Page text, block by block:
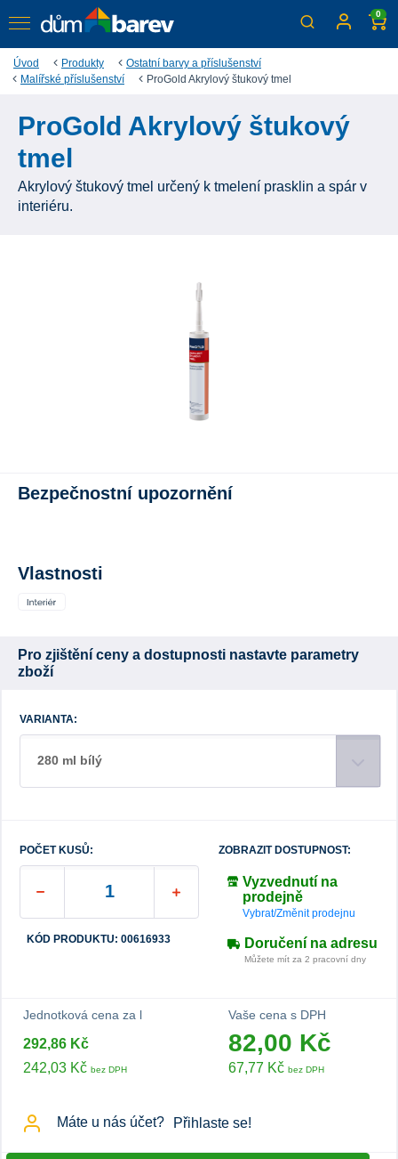
0
Úvod Produkty
Ostatní barvy a příslušenství
Malířské příslušenství
ProGold Akrylový štukový tmel
ProGold Akrylový štukový
tmel
Akrylový štukový tmel určený k tmelení prasklin a spár v
interiéru.
Bezpečnostní upozornění
Vlastnosti
Pro zjištění ceny a dostupnosti nastavte parametry
zboží
VARIANTA:
280 ml bílý
POČET KUSŮ:
KÓD PRODUKTU: 00616933
ZOBRAZIT DOSTUPNOST:
Vyzvednutí na
prodejně
Vybrat/Změnit prodejnu
Doručení na adresu
Můžete mít za 2 pracovní dny
Jednotková cena za l
292,86 Kč
242,03 Kč bez DPH
Vaše cena s DPH
82,00 Kč
67,77 Kč bez DPH
Máte u nás účet? Přihlaste se!